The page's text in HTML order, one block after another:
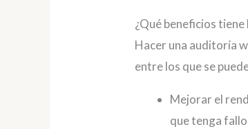
¿Qué beneficios
Hacer una auditoría
entre los que se
Mejorar el
que tenga